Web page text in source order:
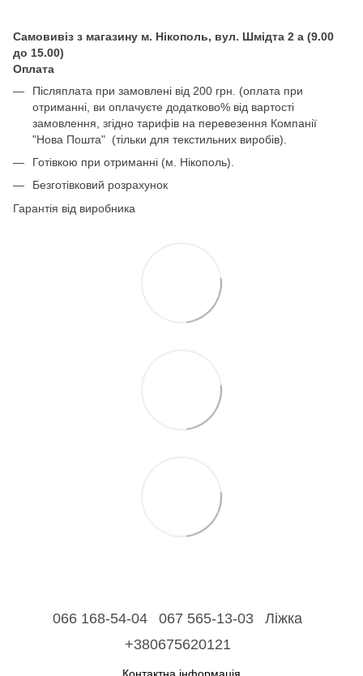
Самовивіз з магазину м. Нікополь, вул. Шмідта 2 а (9.00
до 15.00)
Оплата
Післяплата при замовлені від 200 грн. (оплата при
отриманні, ви оплачуєте додатково% від вартості
замовлення, згідно тарифів на перевезення Компанії
"Нова Пошта" (тільки для текстильних виробів).
Готівкою при отриманні (м. Нікополь).
Безготівковий розрахунок
Гарантія від виробника
066 168-54-04 067 565-13-03
Ліжка
+380675620121
Контактна інформація